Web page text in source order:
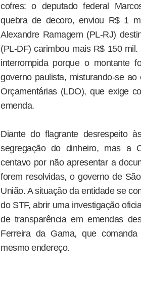
cofres: o deputado federal
quebra de decoro, enviou R$ 1
Alexandre Ramagem (PL-RJ)
(PL-DF) carimbou mais R$ 150
interrompida porque o montante
governo paulista, misturando-se
Orçamentárias (LDO), que exige
emenda.
Diante do flagrante desrespeito
segregação do dinheiro, mas a
centavo por não apresentar a
forem resolvidas, o governo de
União. A situação da entidade se
do STF, abrir uma investigação
de transparência em emendas
Ferreira da Gama, que
mesmo endereço.